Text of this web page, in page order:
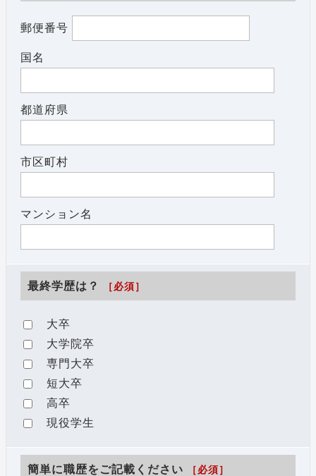
郵便番号
国名
都道府県
市区町村
マンション名
最終学歴は？ ［必須］
大卒
大学院卒
専門大卒
短大卒
高卒
現役学生
簡単に職歴をご記載ください ［必須］